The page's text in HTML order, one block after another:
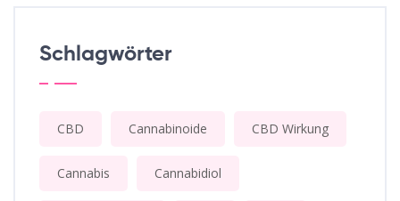
Schlagwörter
CBD Cannabinoide CBD Wirkung
Cannabis Cannabidiol